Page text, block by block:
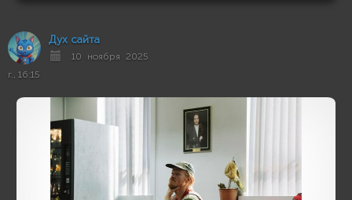
Дух сайта
10 ноября 2025
г., 16:15